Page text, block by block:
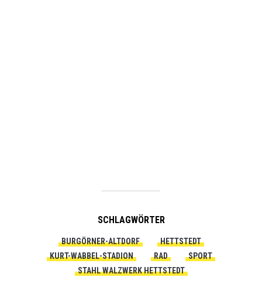
SCHLAGWÖRTER
BURGÖRNER-ALTDORF
HETTSTEDT
KURT-WABBEL-STADION
RAD
SPORT
STAHL WALZWERK HETTSTEDT